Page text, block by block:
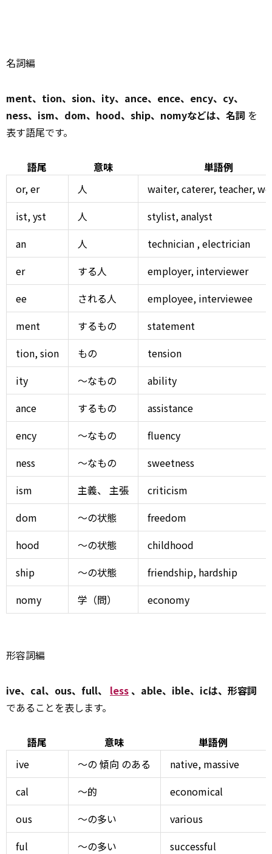
名詞編
ment、tion、sion、ity、ance、ence、ency、cy、
ness、ism、dom、hood、ship、nomyなどは、名詞 を
表す語尾です。
語尾 意味
単語例
or, er
人
waiter, caterer, teacher,
ist, yst
人 stylist,analyst
an
人 technician , electrician
er
する人 employer, interviewer
ee
される人
employee, interviewee
ment
するもの
statement
tion, sion
もの
tension
ity
～なもの
ability
ance
するもの
assistance
ency
～なもの
fluency
ness
～なもの
sweetness
ism
主義、 主張
criticism
dom
～の状態
freedom
hood
～の状態
childhood
ship
～の状態 friendship, hardship
nomy
学（問） economy
形容詞編
ive、cal、ous、full、 less、able、ible、icは、形容詞
であることを表します。
語尾 意味
単語例
ive
～の 傾向 のある native, massive
cal
～的
economical
ous
～の多い
various
ful
～の多い
successful